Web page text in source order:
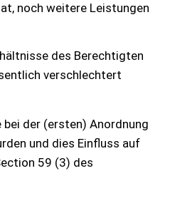
noch weitere Leistungen
des Berechtigten
verschlechtert
der (ersten) Anordnung
und dies Einfluss auf
59 (3) des